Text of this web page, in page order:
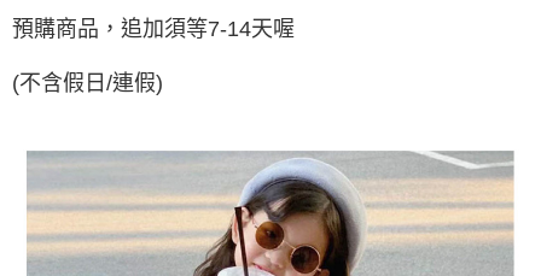
付款後7-11取貨
宅配(外島)
每筆NT$125，滿NT$1,500(含以上)免運費
其他海外郵寄 查看運費
預購商品，追加須等7-14天喔
(不含假日/連假)